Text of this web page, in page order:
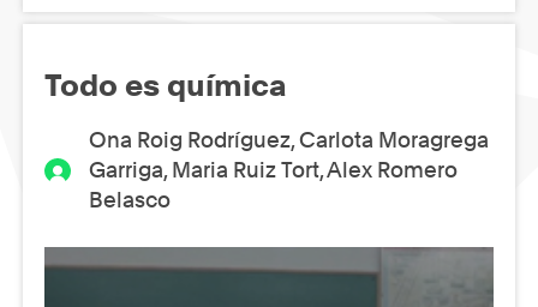
Todo es química
Ona Roig Rodríguez, Carlota Moragrega
Garriga, Maria Ruiz Tort, Alex Romero
Belasco